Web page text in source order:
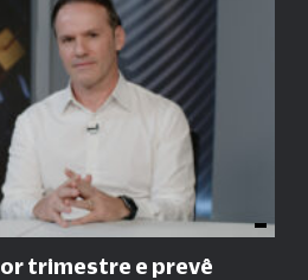
trimestre e prevê